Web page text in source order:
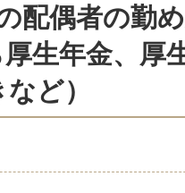
配偶者の勤
厚生年金、厚
ど）